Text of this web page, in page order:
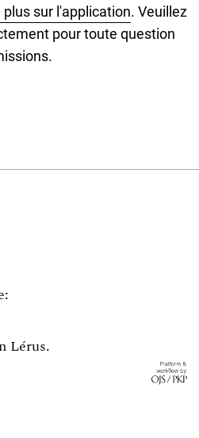
sur l'application. Veuillez
pour toute question
Lérus.